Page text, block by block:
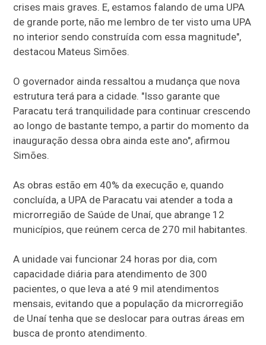
crises mais graves. E, estamos falando de uma UPA
de grande porte, não me lembro de ter visto uma UPA
no interior sendo construída com essa magnitude",
destacou Mateus Simões.
O governador ainda ressaltou a mudança que nova
estrutura terá para a cidade. "Isso garante que
Paracatu terá tranquilidade para continuar crescendo
ao longo de bastante tempo, a partir do momento da
inauguração dessa obra ainda este ano", afirmou
Simões.
As obras estão em 40% da execução e, quando
concluída, a UPA de Paracatu vai atender a toda a
microrregião de Saúde de Unaí, que abrange 12
municípios, que reúnem cerca de 270 mil habitantes.
A unidade vai funcionar 24 horas por dia, com
capacidade diária para atendimento de 300
pacientes, o que leva a até 9 mil atendimentos
mensais, evitando que a população da microrregião
de Unaí tenha que se deslocar para outras áreas em
busca de pronto atendimento.